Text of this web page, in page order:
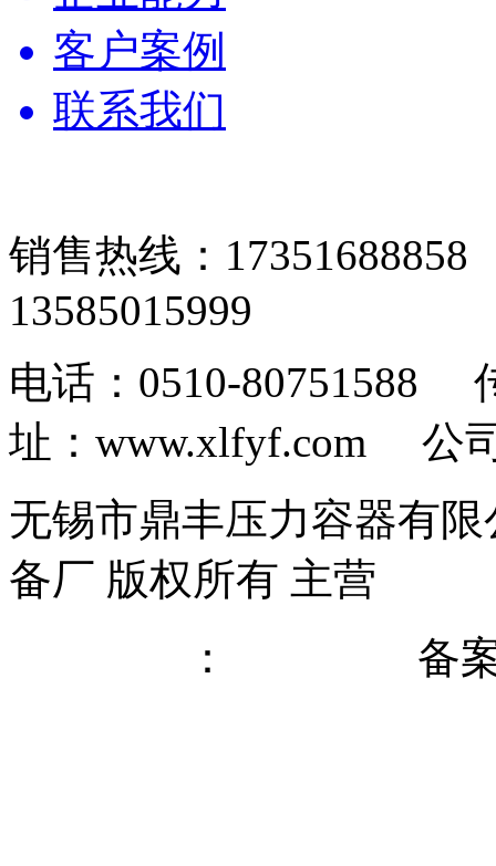
客户案例
联系我们
销售热线：
13585015999
电话：0510-80751588
址：www.xlfyf.com 公
无锡市鼎丰压力容器有
备厂 版权所有 主营
：
备